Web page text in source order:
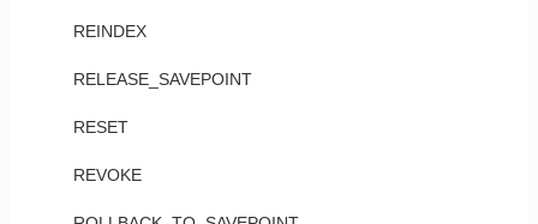
REINDEX
RELEASE_SAVEPOINT
RESET
REVOKE